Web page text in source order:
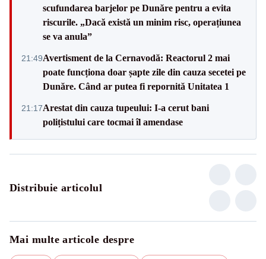
scufundarea barjelor pe Dunăre pentru a evita
riscurile. „Dacă există un minim risc, operațiunea
se va anula”
21:49Avertisment de la Cernavodă: Reactorul 2 mai
poate funcționa doar șapte zile din cauza secetei pe
Dunăre. Când ar putea fi repornită Unitatea 1
21:17Arestat din cauza tupeului: I-a cerut bani
polițistului care tocmai îl amendase
Distribuie articolul
Mai multe articole despre